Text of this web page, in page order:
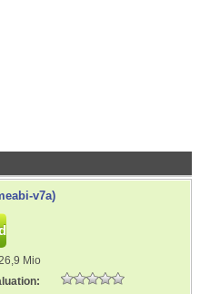
v7a)
Mio